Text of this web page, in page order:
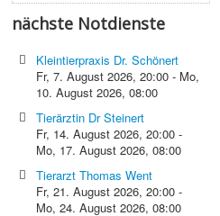
nächste Notdienste
Kleintierpraxis Dr. Schönert
Fr, 7. August 2026,20:00 - Mo,
10. August 2026,08:00
Tierärztin Dr Steinert
Fr, 14. August 2026,20:00 -
Mo, 17. August 2026,08:00
Tierarzt Thomas Went
Fr, 21. August 2026,20:00 -
Mo, 24. August 2026,08:00